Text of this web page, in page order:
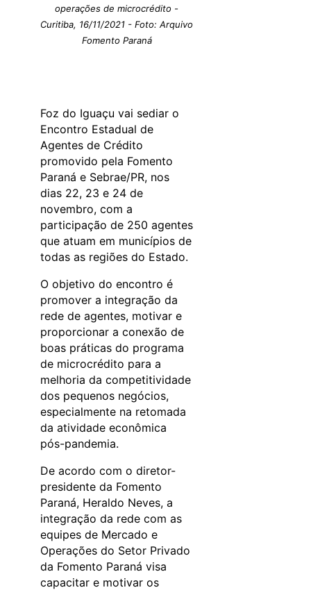
operações de microcrédito -
Curitiba, 16/11/2021 - Foto: Arquivo
Fomento Paraná
Foz do Iguaçu vai sediar o
Encontro Estadual de
Agentes de Crédito
promovido pela Fomento
Paraná e Sebrae/PR, nos
dias 22, 23 e 24 de
novembro, com a
participação de 250 agentes
que atuam em municípios de
todas as regiões do Estado.
O objetivo do encontro é
promover a integração da
rede de agentes, motivar e
proporcionar a conexão de
boas práticas do programa
de microcrédito para a
melhoria da competitividade
dos pequenos negócios,
especialmente na retomada
da atividade econômica
pós-pandemia.
De acordo com o diretor-
presidente da Fomento
Paraná, Heraldo Neves, a
integração da rede com as
equipes de Mercado e
Operações do Setor Privado
da Fomento Paraná visa
capacitar e motivar os